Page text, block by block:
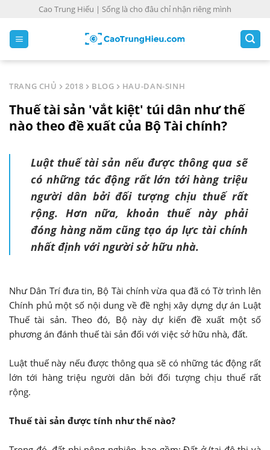
Cao Trung Hiếu | Sống là cho đâu chỉ nhận riêng mình
TRANG CHỦ 2018 BLOG HAU-DAN-SINH
Thuế tài sản 'vắt kiệt' túi dân như thế
nào theo đề xuất của Bộ Tài chính?
Luật thuế tài sản nếu được thông qua sẽ
có những tác động rất lớn tới hàng triệu
người dân bởi đối tượng chịu thuế rất
rộng. Hơn nữa, khoản thuế này phải
đóng hàng năm cũng tạo áp lực tài chính
nhất định với người sở hữu nhà.
Như Dân Trí đưa tin, Bộ Tài chính vừa qua đã có Tờ trình lên
Chính phủ một số nội dung về đề nghị xây dựng dự án Luật
Thuế tài sản. Theo đó, Bộ này dự kiến đề xuất một số
phương án đánh thuế tài sản đối với việc sở hữu nhà, đất.
Luật thuế này nếu được thông qua sẽ có những tác động rất
lớn tới hàng triệu người dân bởi đối tượng chịu thuế rất
rộng.
Thuế tài sản được tính như thế nào?